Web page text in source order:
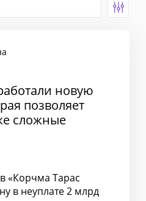
новую
позволяет
сложные
«Корчма Тарас
в неуплате 2 млрд